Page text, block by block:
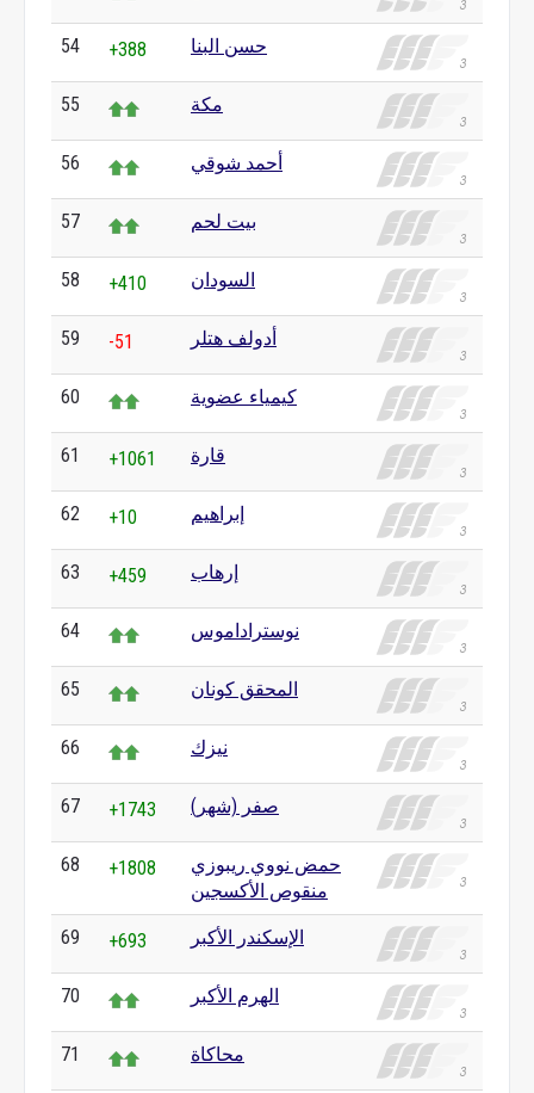
54 +388 حسن البنا
55 مكة
56 أحمد شوقي
57 بيت لحم
58 +410 السودان
59 -51 أدولف هتلر
60 كيمياء عضوية
61 +1061 قارة
62 +10 إبراهيم
63 +459 إرهاب
64 نوستراداموس
65 المحقق كونان
66 نيزك
67 +1743 صفر (شهر)
68 +1808
حمض نووي ريبوزي
منقوص الأكسجين
69 +693 الإسكندر الأكبر
70 الهرم الأكبر
71 محاكاة